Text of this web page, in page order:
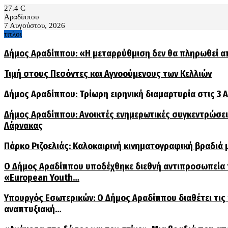
27.4 C
Αραδίππου
7 Αυγούστου, 2026
τιτλοι
Δήμος Αραδίππου: «Η μεταρρύθμιση δεν θα πληρωθεί
Τιμή στους Πεσόντες και Αγνοούμενους των Κελλιών
Δήμος Αραδίππου: Τρίωρη ειρηνική διαμαρτυρία στις 3
Δήμος Αραδίππου: Ανοικτές ενημερωτικές
Λάρνακας
Πάρκο Ριζοελιάς: Καλοκαιρινή κινηματογραφική
Ο Δήμος Αραδίππου υποδέχθηκε διεθνή
«European Youth…
Υπουργός Εσωτερικών: Ο Δήμος Αραδίππου διαθέτει
αναπτυξιακή…